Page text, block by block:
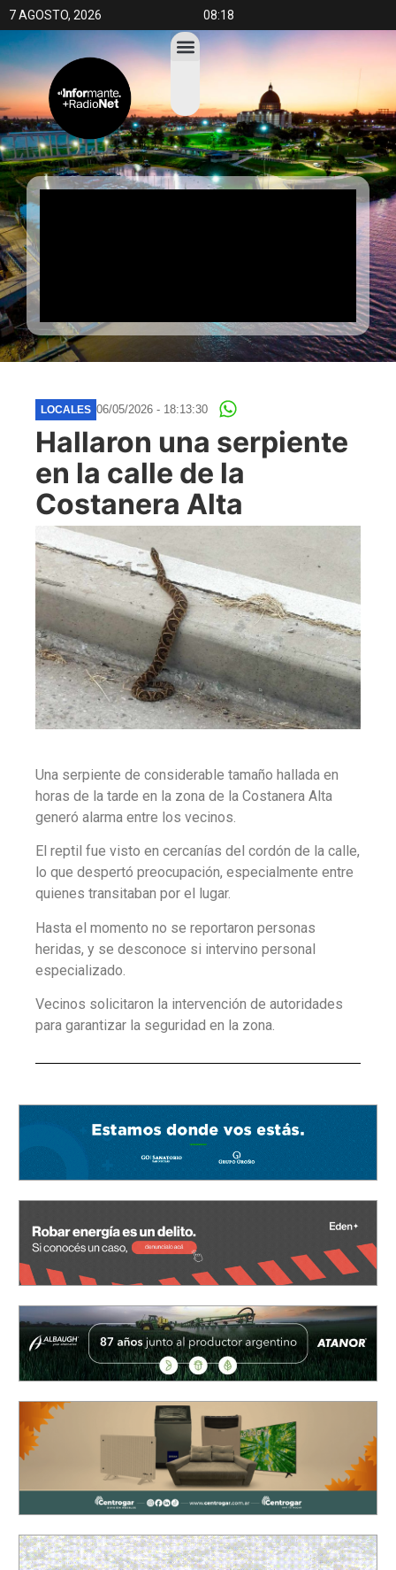
7 AGOSTO, 2026 08:18
LOCALES 06/05/2026 - 18:13:30
Hallaron una serpiente
en la calle de la
Costanera Alta
Una serpiente de considerable tamaño hallada en
horas de la tarde en la zona de la Costanera Alta
generó alarma entre los vecinos.
El reptil fue visto en cercanías del cordón de la calle,
lo que despertó preocupación, especialmente entre
quienes transitaban por el lugar.
Hasta el momento no se reportaron personas
heridas, y se desconoce si intervino personal
especializado.
Vecinos solicitaron la intervención de autoridades
para garantizar la seguridad en la zona.